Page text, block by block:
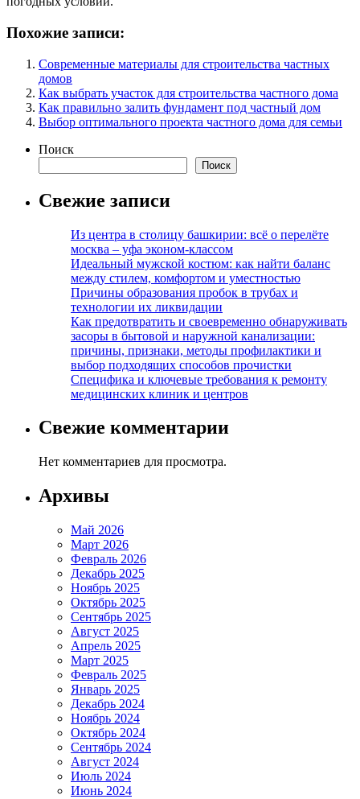
Похожие записи:
Современные материалы для строительства частных
домов
Как выбрать участок для строительства частного дома
Как правильно залить фундамент под частный дом
Выбор оптимального проекта частного дома для семьи
Поиск
Поиск
Свежие записи
Из центра в столицу башкирии: всё о перелёте
москва – уфа эконом-классом
Идеальный мужской костюм: как найти баланс
между стилем, комфортом и уместностью
Причины образования пробок в трубах и
технологии их ликвидации
Как предотвратить и своевременно обнаруживать
засоры в бытовой и наружной канализации:
причины, признаки, методы профилактики и
выбор подходящих способов прочистки
Специфика и ключевые требования к ремонту
медицинских клиник и центров
Свежие комментарии
Нет комментариев для просмотра.
Архивы
Май 2026
Март 2026
Февраль 2026
Декабрь 2025
Ноябрь 2025
Октябрь 2025
Сентябрь 2025
Август 2025
Апрель 2025
Март 2025
Февраль 2025
Январь 2025
Декабрь 2024
Ноябрь 2024
Октябрь 2024
Сентябрь 2024
Август 2024
Июль 2024
Июнь 2024